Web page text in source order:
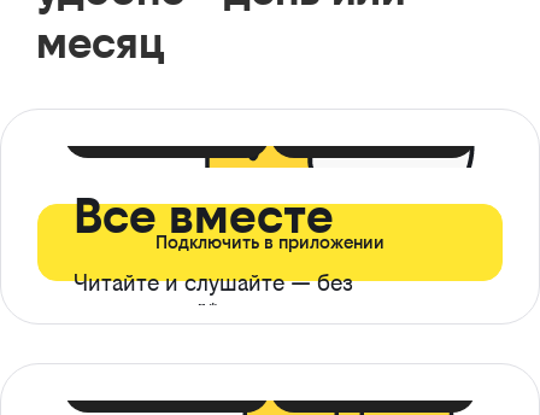
месяц
Все вместе
Читайте и слушайте — без
ограничений*
Подключить в приложении